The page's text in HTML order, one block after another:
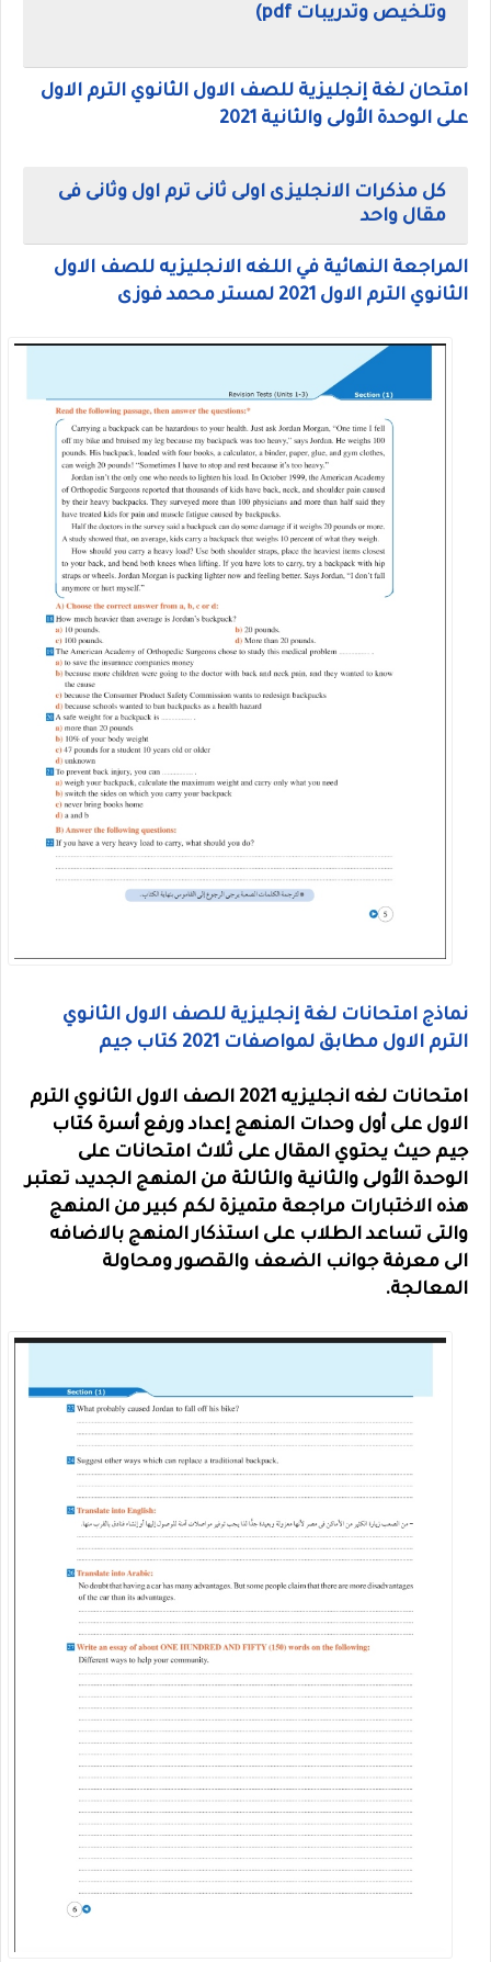
وتلخيص وتدريبات pdf)
امتحان لغة إنجليزية للصف الاول الثانوي الترم الاول
على الوحدة الأولى والثانية 2021
كل مذكرات الانجليزى اولى ثانى ترم اول وثانى فى
مقال واحد
المراجعة النهائية في اللغه الانجليزيه للصف الاول
الثانوي الترم الاول 2021 لمستر محمد فوزى
نماذج امتحانات لغة إنجليزية للصف الاول الثانوي
الترم الاول مطابق لمواصفات 2021 كتاب جيم
امتحانات لغه انجليزيه 2021 الصف الاول الثانوي الترم
الاول على أول وحدات المنهج إعداد ورفع أسرة كتاب
جيم حيث يحتوي المقال على ثلاث امتحانات على
الوحدة الأولى والثانية والثالثة من المنهج الجديد، تعتبر
هذه الاختبارات مراجعة متميزة لكم كبير من المنهج
والتى تساعد الطلاب على استذكار المنهج بالاضافه
الى معرفة جوانب الضعف والقصور ومحاولة
المعالجة.